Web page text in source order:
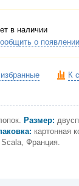
в наличии
о появлении
К
Размер:
картонная
Scala, Франция.